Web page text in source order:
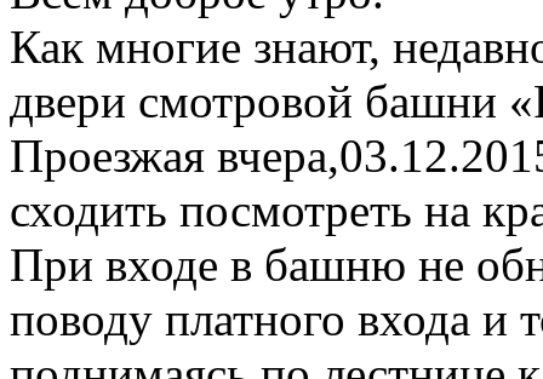
Как многие знают,
двери смотровой башни
Проезжая
сходить посмотреть на
При входе в башню не
поводу платного входа и